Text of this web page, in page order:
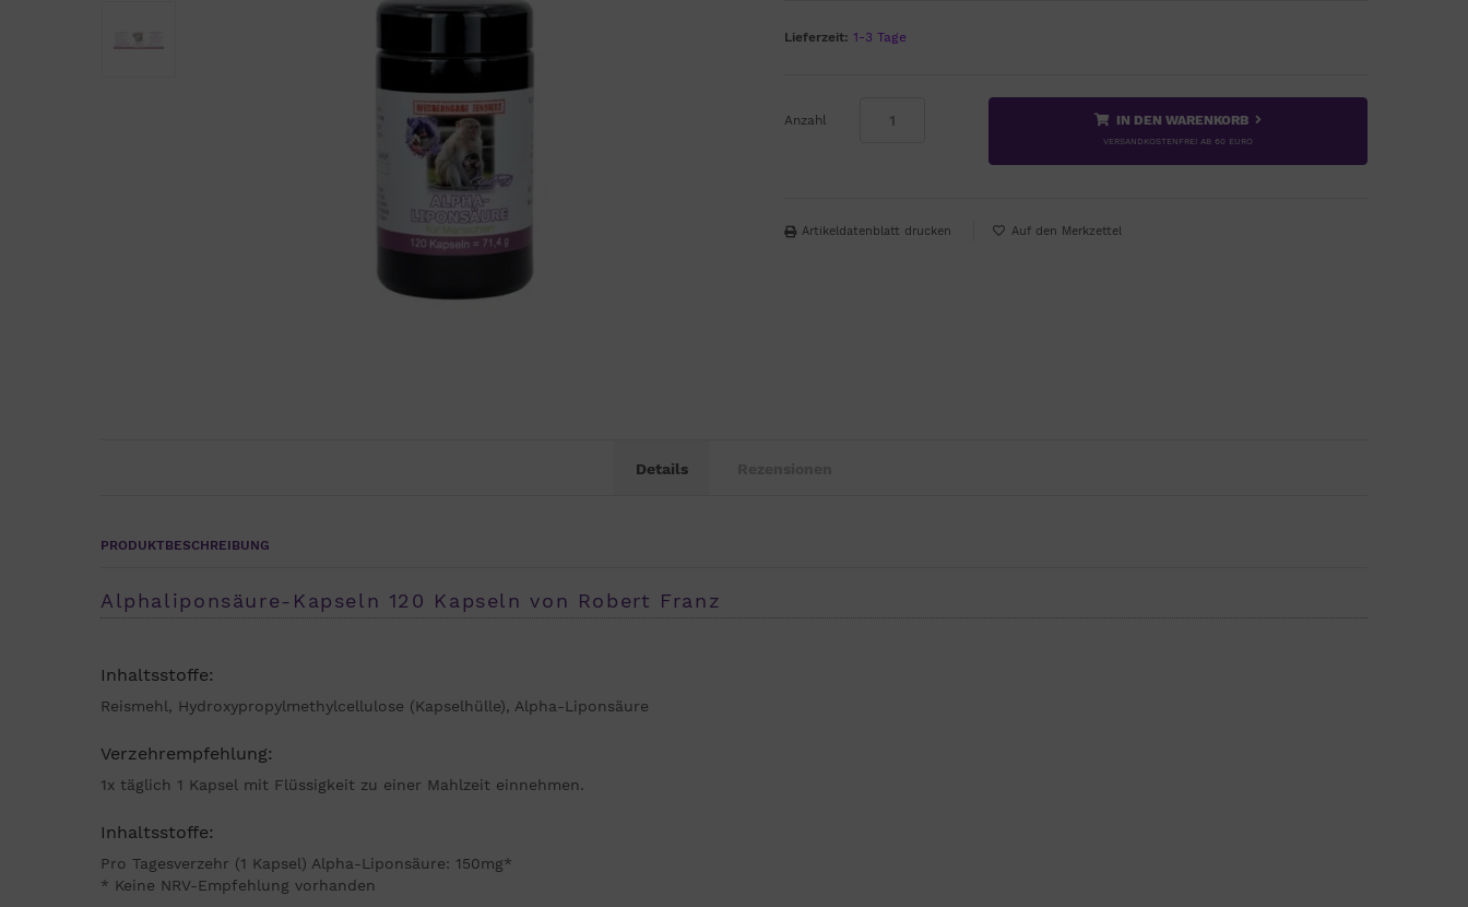
Lieferzeit: 1-3 Tage
Anzahl IN DEN WARENKORB
VERSANDKOSTENFREI AB 60 EURO
Artikeldatenblatt drucken
Details
PRODUKTBESCHREIBUNG
Alphaliponsäure-Kapseln 120 Kapseln von Robert Franz
Inhaltsstoffe:
Reismehl, Hydroxypropylmethylcellulose (Kapselhülle), Alpha-Liponsäure
Verzehrempfehlung:
1x täglich 1 Kapsel mit Flüssigkeit zu einer Mahlzeit einnehmen.
Inhaltsstoffe:
Pro Tagesverzehr (1 Kapsel) Alpha-Liponsäure: 150mg*
* Keine NRV-Empfehlung vorhanden